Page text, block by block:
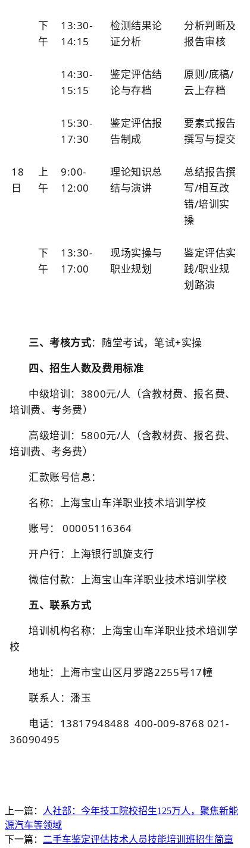
下
午
13:30-
14:15
检测结果论
证分析
分析判断及
报告审核
14:30-
15:15
鉴定评估结
论与存档
原则/底稿/
云上存档
15:30-
17:30
鉴定评估报
告制成
要素式报告
撰写与提交
18
日
上
午
9:00-
12:00
理论知识总
结与演讲
总结报告撰
写/相互改
错/培训实
操
下
午
13:30-
17:00
现场实操与
职业规划
鉴定评估实
践/职业规
划路演
三、考核方式：随堂考试，笔试+实操
四、招生人数及费用标准
中级培训：3800元/人（含教材费、报名费、
培训费、考务费）
高级培训：5800元/人（含教材费、报名费、
培训费、考务费）
汇款账号信息：
名称：上海宝山车洋职业技术培训学校
账号： 00005116364
开户行：上海银行凯旋支行
微信付款：上海宝山车洋职业技术培训学校
五、联系方式
培训机构名称：上海宝山车洋职业技术培训学
校
地址：上海市宝山区月罗路2255号17幢
联系人：潘玉
电话：13817948488 400-009-8768 021-
36090495
上一篇：
人社部：今年技工院校招生125万人，聚焦新能
源汽车等领域
下一篇： 二手车鉴定评估技术人员技能培训班招生简章